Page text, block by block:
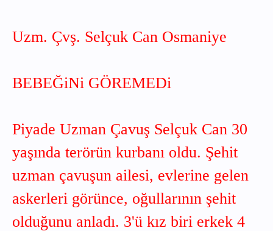
Uzm. Çvş. Selçuk Can Osmaniye
BEBEĞiNi GÖREMEDi
Piyade Uzman Çavuş Selçuk Can 30
yaşında terörün kurbanı oldu. Şehit
uzman çavuşun ailesi, evlerine gelen
askerleri görünce, oğullarının şehit
olduğunu anladı. 3'ü kız biri erkek 4